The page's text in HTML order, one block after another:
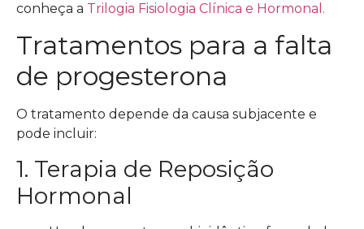
conheça a Trilogia Fisiologia Clínica e Hormonal.
Tratamentos para a falta
de progesterona
O tratamento depende da causa subjacente e
pode incluir:
1. Terapia de Reposição
Hormonal